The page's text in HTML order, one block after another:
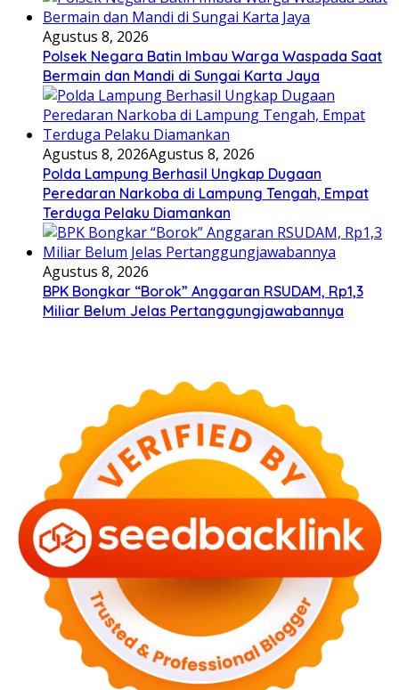
Agustus 8, 2026
Polsek Negara Batin Imbau Warga Waspada Saat
Bermain dan Mandi di Sungai Karta Jaya
Agustus 8, 2026Agustus 8, 2026
Polda Lampung Berhasil Ungkap Dugaan
Peredaran Narkoba di Lampung Tengah, Empat
Terduga Pelaku Diamankan
Agustus 8, 2026
BPK Bongkar “Borok” Anggaran RSUDAM, Rp1,3
Miliar Belum Jelas Pertanggungjawabannya